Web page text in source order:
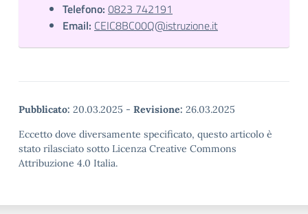
Telefono: 0823 742191
Email: CEIC8BC00Q@istruzione.it
Pubblicato: 20.03.2025 - Revisione: 26.03.2025
Eccetto dove diversamente specificato, questo articolo è
stato rilasciato sotto Licenza Creative Commons
Attribuzione 4.0 Italia.